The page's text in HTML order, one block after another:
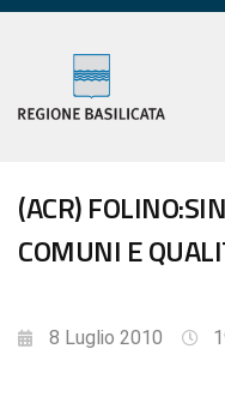
(ACR)
COMUNI E
8 Luglio 2010